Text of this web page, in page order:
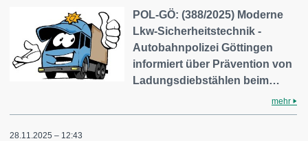
POL-GÖ: (388/2025) Moderne
Lkw-Sicherheitstechnik -
Autobahnpolizei Göttingen
informiert über Prävention von
Ladungsdiebstählen beim…
mehr
28.11.2025 – 12:43